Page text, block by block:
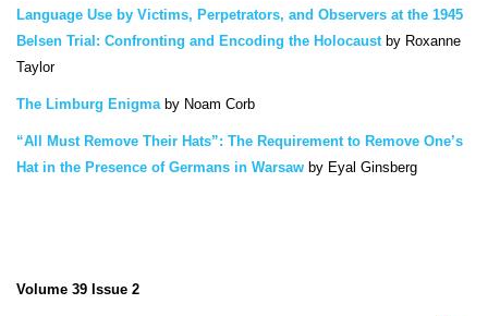
Language Use by Victims, Perpetrators, and Observers at the 1945
Belsen Trial: Confronting and Encoding the Holocaust by Roxanne
Taylor
The Limburg Enigma by Noam Corb
“All Must Remove Their Hats”: The Requirement to Remove One’s
Hat in the Presence of Germans in Warsaw by Eyal Ginsberg
Volume 39 Issue 2